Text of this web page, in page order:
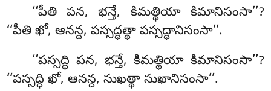
‘‘పీతి పన, భన్తే, కిమత్థియా కిమానిసంసా’’?
‘‘పీతి ఖో, ఆనన్ద, పస్సద్ధత్థా పస్సద్ధానిసంసా’’.
‘‘పస్సద్ధి పన, భన్తే, కిమత్థియా కిమానిసంసా’’?
‘‘పస్సద్ధి ఖో, ఆనన్ద, సుఖత్థా సుఖానిసంసా’’.